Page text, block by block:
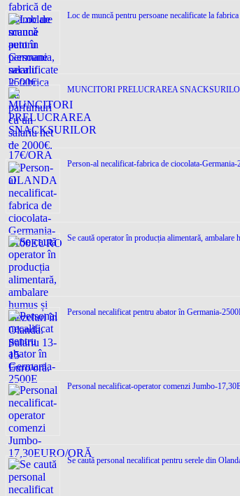
Loc de muncǎ pentru persoane necalificate la
MUNCITORI PRELUCRAREA
Person-al necalificat-fabrica de ciocolata-
Se caută operator în producția alimentară,
Personal necalificat pentru abator în Germania-
Personal necalificat-operator comenzi Jumbo-
Se caută personal necalificat pentru serele din